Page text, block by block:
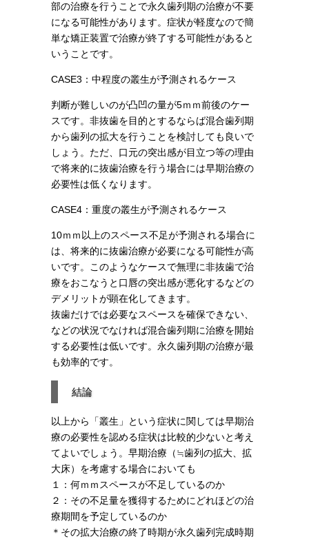
部の治療を行うことで永久歯列期の治療が不要
になる可能性があります。症状が軽度なので簡
単な矯正装置で治療が終了する可能性があると
いうことです。
CASE3： 中程度の叢生が予測されるケース
判断が難しいのが凸凹の量が5ｍｍ前後のケー
スです。非抜歯を目的とするならば混合歯列期
から歯列の拡大を行うことを検討しても良いで
しょう。ただ、口元の突出感が目立つ等の理由
で将来的に抜歯治療を行う場合には早期治療の
必要性は低くなります。
CASE4： 重度の叢生が予測されるケース
10ｍｍ以上のスペース不足が予測される場合に
は、将来的に抜歯治療が必要になる可能性が高
いです。このようなケースで無理に非抜歯で治
療をおこなうと口唇の突出感が悪化するなどの
デメリットが顕在化してきます。
抜歯だけでは必要なスペースを確保できない、
などの状況でなければ混合歯列期に治療を開始
する必要性は低いです。永久歯列期の治療が最
も効率的です。
結論
以上から「叢生」という症状に関しては早期治
療の必要性を認める症状は比較的少ないと考え
てよいでしょう。早期治療（≒歯列の拡大、拡
大床）を考慮する場合においても
１：何ｍｍスペースが不足しているのか
２：その不足量を獲得するためにどれほどの治
療期間を予定しているのか
＊その拡大治療の終了時期が永久歯列完成時期